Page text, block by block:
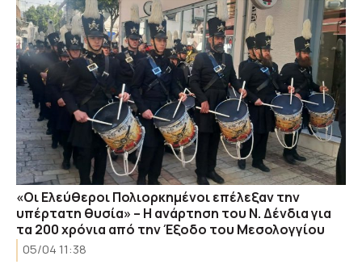
«Οι Ελεύθεροι Πολιορκημένοι επέλεξαν την
υπέρτατη θυσία» – Η ανάρτηση του Ν. Δένδια για
τα 200 χρόνια από την Έξοδο του Μεσολογγίου
05/04 11:38